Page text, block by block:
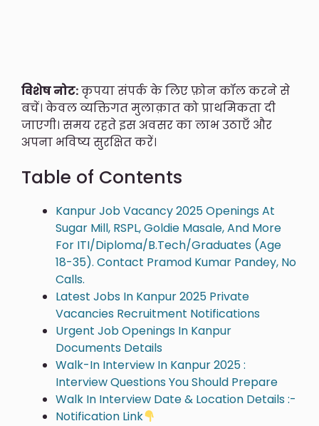
विशेष नोट:कृपया संपर्क के लिए फ़ोन कॉल करने से
बचें। केवल व्यक्तिगत मुलाक़ात को प्राथमिकता दी
जाएगी। समय रहते इस अवसर का लाभ उठाएँ और
अपना भविष्य सुरक्षित करें।
Table of Contents
Kanpur Job Vacancy 2025 Openings At
Sugar Mill, RSPL, Goldie Masale, And More
For ITI/Diploma/B.Tech/Graduates (Age
18-35). Contact Pramod Kumar Pandey, No
Calls.
Latest Jobs In Kanpur 2025 Private
Vacancies Recruitment Notifications
Urgent Job Openings In Kanpur
Documents Details
Walk-In Interview In Kanpur 2025 :
Interview Questions You Should Prepare
Walk In Interview Date & Location Details :-
Notification Link